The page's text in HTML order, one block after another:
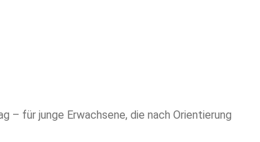
– für junge Erwachsene, die nach Orientierung